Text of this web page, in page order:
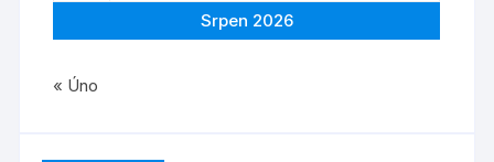
Srpen 2026
« Úno